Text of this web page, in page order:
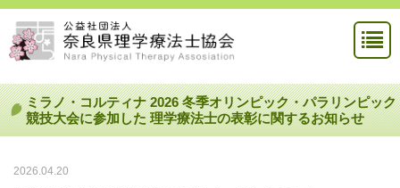
ミラノ・コルティナ 2026 冬季オリンピック・パラリンピック
競技大会に参加した 理学療法士の表彰に関するお知らせ
2026.04.20